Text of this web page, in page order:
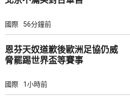
國際 56分鐘前
恩芬天奴道歉後歐洲足協仍威
脅罷踢世界盃等賽事
國際 1小時前